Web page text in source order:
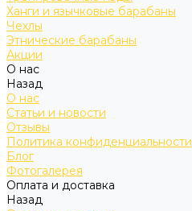
Ханги и язычковые барабаны
Чехлы
Этнические барабаны
Акции
О нас
Назад
О нас
Статьи и новости
Отзывы
Политика конфиденциальности
Блог
Фотогалерея
Оплата и доставка
Назад